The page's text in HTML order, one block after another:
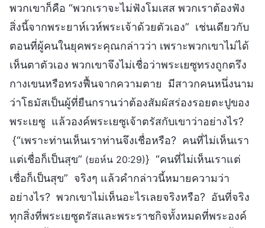
พวกเขาก็คือ “พวกเราจะไม่ฟังโมเสส พวกเราต้องฟัง
สิ่งนี้จากพระยาห์เวห์พระเจ้าด้วยตัวเอง” เช่นเดียวกับ
ตอนที่ผู้คนในยุคพระคุณกล่าวว่า เพราะพวกเขาไม่ได้
เห็นตาตัวเอง พวกเขาจึงไม่เชื่อว่าพระเยซูทรงถูกตรึง
กางเขนหรือทรงฟื้นจากความตาย มีสาวกคนหนึ่งนาม
ว่าโธมัสเป็นผู้ที่ยืนกรานว่าต้องสัมผัสร่องรอยตะปูของ
พระเยซู แล้วองค์พระเยซูเจ้าตรัสกับเขาว่าอย่างไร?
{“เพราะท่านเห็นเราท่านจึงเชื่อหรือ? คนที่ไม่เห็นเรา
แต่เชื่อก็เป็นสุข” (ยอห์น 20:29)} “คนที่ไม่เห็นเราแต่
เชื่อก็เป็นสุข” จริงๆ แล้วคำกล่าวนี้หมายความว่า
อย่างไร? พวกเขาไม่เห็นอะไรเลยจริงหรือ? อันที่จริง
ทุกสิ่งที่พระเยซูตรัสและพระราชกิจทั้งหมดที่พระองค์